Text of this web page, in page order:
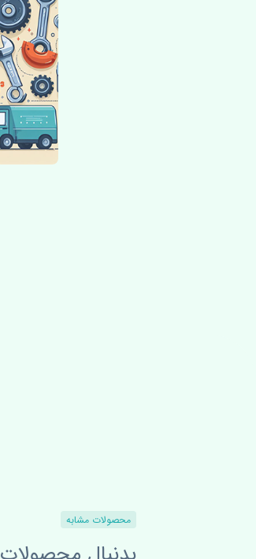
محصولات مشابه